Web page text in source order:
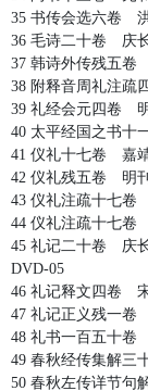
35 书传会选六卷
36 毛诗二十卷 庆
37 韩诗外传残五卷
38 附释音周礼注
39 礼经会元四卷
40 太平经国之书十
41 仪礼十七卷 嘉
42 仪礼残五卷 明
43 仪礼注疏十七卷
44 仪礼注疏十七
45 礼记二十卷 庆
DVD-05
46 礼记释文四卷
47 礼记正义残一卷
48 礼书一百五十
49 春秋经传集解三
50 春秋左传详节句